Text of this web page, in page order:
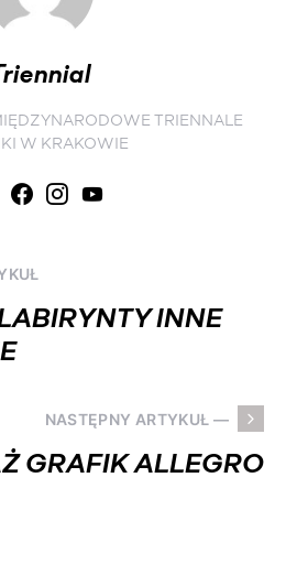
TRIENNALE
W KRAKOWIE
INNE
NASTĘPNY ARTYKUŁ —
GRAFIK ALLEGRO